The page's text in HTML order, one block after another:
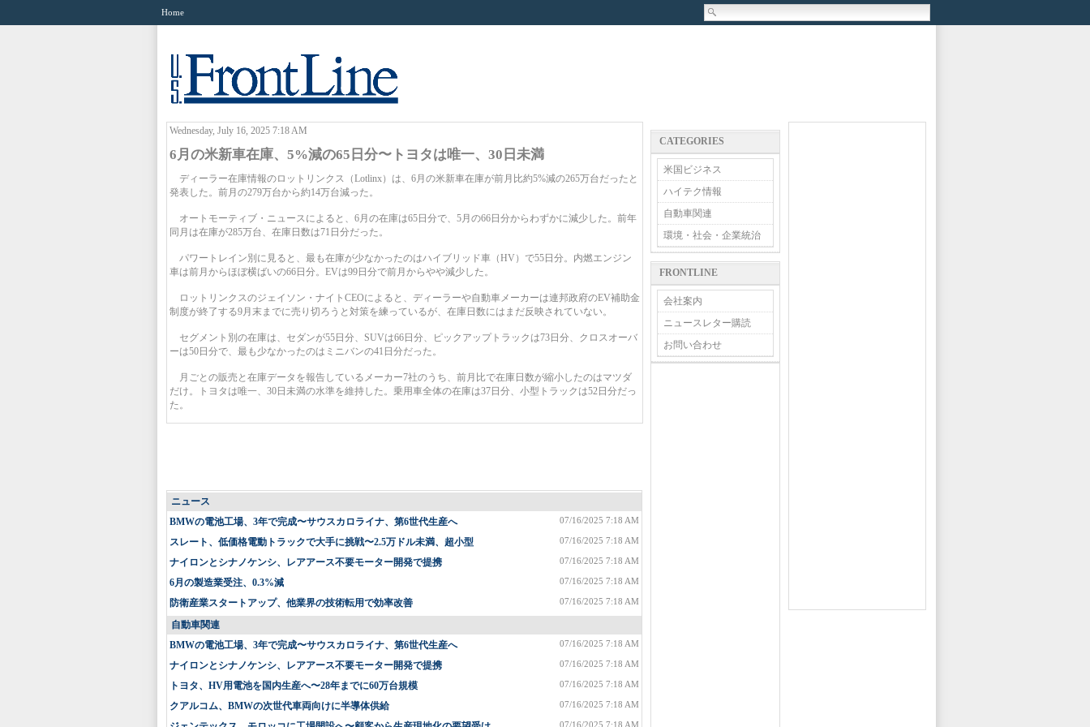
Home
Wednesday, July 16, 2025 7:18 AM
6月の米新車在庫、5%減の65日分〜トヨタは唯一、30日未満
ディーラー在庫情報のロットリンクス（Lotlinx）は、6月の米新車在庫が前月比約5%減の265万台だったと
発表した。前月の279万台から約14万台減った。
オートモーティブ・ニュースによると、6月の在庫は65日分で、5月の66日分からわずかに減少した。前年
同月は在庫が285万台、在庫日数は71日分だった。
パワートレイン別に見ると、最も在庫が少なかったのはハイブリッド車（HV）で55日分。内燃エンジン
車は前月からほぼ横ばいの66日分。EVは99日分で前月からやや減少した。
ロットリンクスのジェイソン・ナイトCEOによると、ディーラーや自動車メーカーは連邦政府のEV補助金
制度が終了する9月末までに売り切ろうと対策を練っているが、在庫日数にはまだ反映されていない。
セグメント別の在庫は、セダンが55日分、SUVは66日分、ピックアップトラックは73日分、クロスオーバ
ーは50日分で、最も少なかったのはミニバンの41日分だった。
月ごとの販売と在庫データを報告しているメーカー7社のうち、前月比で在庫日数が縮小したのはマツダ
だけ。トヨタは唯一、30日未満の水準を維持した。乗用車全体の在庫は37日分、小型トラックは52日分だっ
た。
ニュース
07/16/2025 7:18 AM
BMWの電池工場、3年で完成〜サウスカロライナ、第6世代生産へ
07/16/2025 7:18 AM
スレート、低価格電動トラックで大手に挑戦〜2.5万ドル未満、超小型
07/16/2025 7:18 AM
ナイロンとシナノケンシ、レアアース不要モーター開発で提携
07/16/2025 7:18 AM
6月の製造業受注、0.3%減
07/16/2025 7:18 AM
防衛産業スタートアップ、他業界の技術転用で効率改善
自動車関連
07/16/2025 7:18 AM
BMWの電池工場、3年で完成〜サウスカロライナ、第6世代生産へ
07/16/2025 7:18 AM
ナイロンとシナノケンシ、レアアース不要モーター開発で提携
07/16/2025 7:18 AM
トヨタ、HV用電池を国内生産へ〜28年までに60万台規模
07/16/2025 7:18 AM
クアルコム、BMWの次世代車両向けに半導体供給
07/16/2025 7:18 AM
CATEGORIES
米国ビジネス
ハイテク情報
自動車関連
環境・社会・企業統治
FRONTLINE
会社案内
ニュースレター購読
お問い合わせ